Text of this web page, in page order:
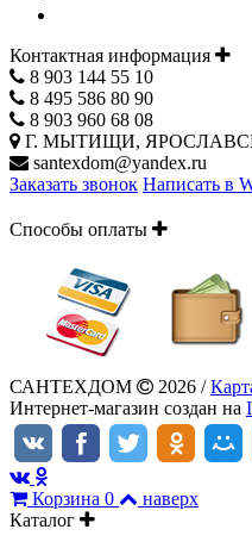
Контактная информация
8 903 144 55 10
8 495 586 80 90
8 903 960 68 08
Г. МЫТИЩИ,
santexdom@yandex.ru
Заказать звонок Написать в
Способы оплаты
САНТЕХДОМ 2026 /
Интернет-магазин создан на
Корзина 0
наверх
Каталог